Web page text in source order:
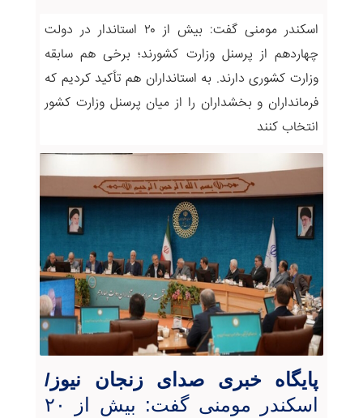
اسکندر مومنی گفت: بیش از ۲۰ استاندار در دولت
چهاردهم از پرسنل وزارت کشورند؛ برخی هم سابقه
وزارت کشوری دارند. به استانداران هم تأکید کردیم که
فرمانداران و بخشداران را از میان پرسنل وزارت کشور
انتخاب کنند
پایگاه خبری صدای زنجان نیوز/
اسکندر مومنی گفت: بیش از ۲۰